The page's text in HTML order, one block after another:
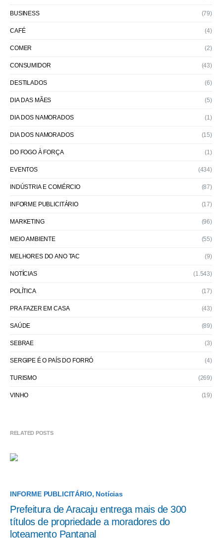
BUSINESS (79)
CAFÉ (4)
COMER (2)
CONSUMIDOR (43)
DESTILADOS (6)
DIA DAS MÃES (5)
DIA DOS NAMORADOS (1)
DIA DOS NAMORADOS (15)
DO FOGO À FORÇA (1)
EVENTOS (434)
INDÚSTRIA E COMÉRCIO (87)
INFORME PUBLICITÁRIO (17)
MARKETING (96)
MEIO AMBIENTE (55)
MELHORES DO ANO TAC (9)
NOTÍCIAS (1.543)
POLÍTICA (17)
PRA FAZER EM CASA (43)
SAÚDE (89)
SEBRAE (3)
SERGIPE É O PAÍS DO FORRÓ (4)
TURISMO (269)
VINHO (19)
RELATED POSTS
INFORME PUBLICITÁRIO Notícias
Prefeitura de Aracaju entrega mais de 300
títulos de propriedade a moradores do
loteamento Pantanal